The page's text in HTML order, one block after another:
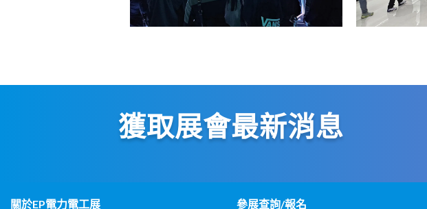
獲取展會最新消息
關於EP電力電工展 參展查詢/報名